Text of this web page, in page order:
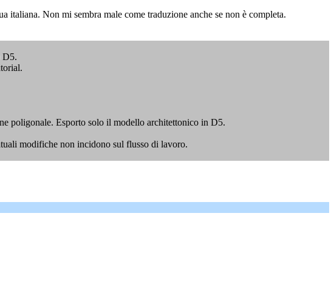
italiana. Non mi sembra male come traduzione anche se non è completa.
D5.
poligonale. Esporto solo il modello architettonico in D5.
modifiche non incidono sul flusso di lavoro.